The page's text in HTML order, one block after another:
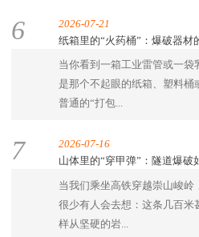
6
2026-07-21
纸箱里的“火药桶”：爆破器材
当你看到一箱工业雷管或一袋
是那个不起眼的纸箱、塑料
普通的“打包...
7
2026-07-16
山体里的“穿甲弹”：隧道爆破
当我们乘坐高铁穿越崇山峻岭
很少有人会去想：这条几百米
样从坚硬的岩...